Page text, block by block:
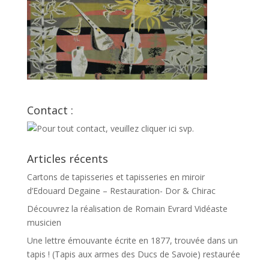
Contact :
Articles récents
Cartons de tapisseries et tapisseries en miroir
d’Edouard Degaine – Restauration- Dor & Chirac
Découvrez la réalisation de Romain Evrard Vidéaste
musicien
Une lettre émouvante écrite en 1877, trouvée dans un
tapis ! (Tapis aux armes des Ducs de Savoie) restaurée